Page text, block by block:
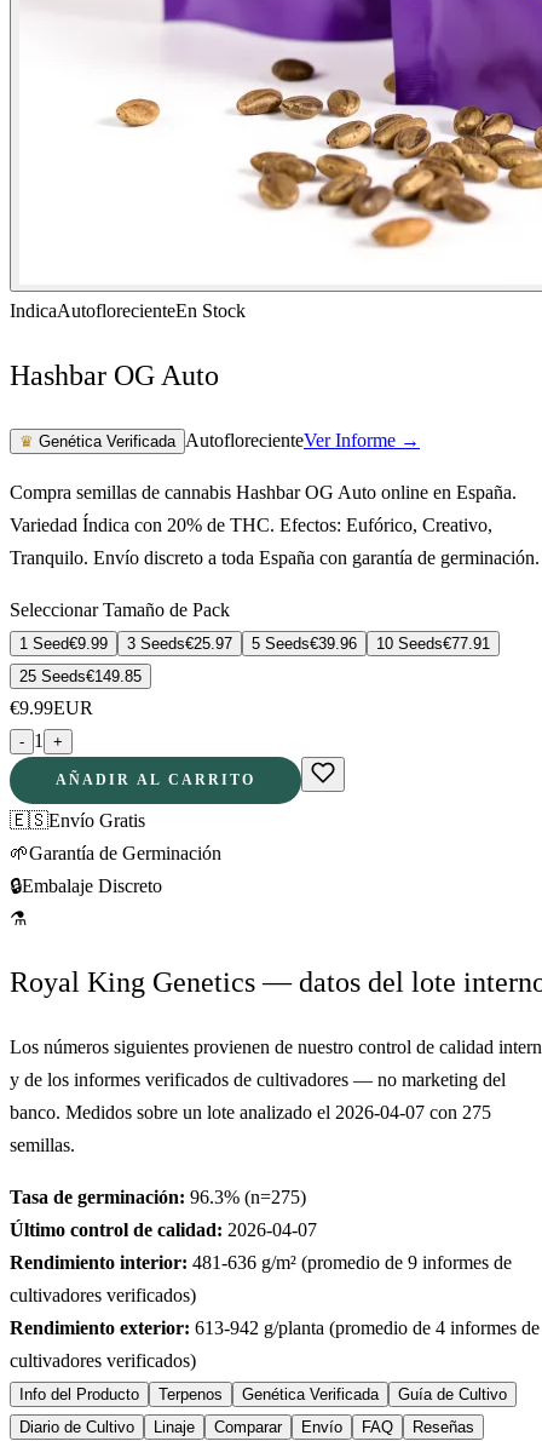
IndicaAutoflorecienteEn Stock
Hashbar OG Auto
♛ Genética Verificada AutoflorecienteVer Informe →
Compra semillas de cannabis Hashbar OG Auto online en España.
Variedad Índica con 20% de THC. Efectos: Eufórico, Creativo,
Tranquilo. Envío discreto a toda España con garantía de germinación.
Seleccionar Tamaño de Pack
1 Seed€9.99 3 Seeds€25.97 5 Seeds€39.96 10 Seeds€77.91
25 Seeds€149.85
€9.99EUR
- 1 +
AÑADIR AL CARRITO
🇪🇸Envío Gratis
🌱Garantía de Germinación
🔒Embalaje Discreto
⚗
Royal King Genetics — datos del lote
Los números siguientes provienen de nuestro control de calidad
y de los informes verificados de cultivadores — no marketing del
banco. Medidos sobre un lote analizado el 2026-04-07 con 275
semillas.
Tasa de germinación: 96.3% (n=275)
Último control de calidad: 2026-04-07
Rendimiento interior: 481-636 g/m² (promedio de 9 informes de
cultivadores verificados)
Rendimiento exterior: 613-942 g/planta (promedio de 4 informes de
cultivadores verificados)
Info del Producto Terpenos Genética Verificada
Guía de Cultivo
Diario de Cultivo
Linaje Comparar Envío FAQ Reseñas